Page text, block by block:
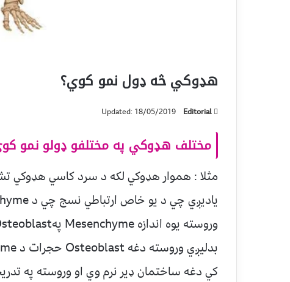
هډوکي څه ډول نمو کوي؟
Editorial
Updated: 18/05/2019
مختلف هډوکي په مختلفو ډولو نمو
کي دغه ساختمان ډير نرم وي او وروسته په